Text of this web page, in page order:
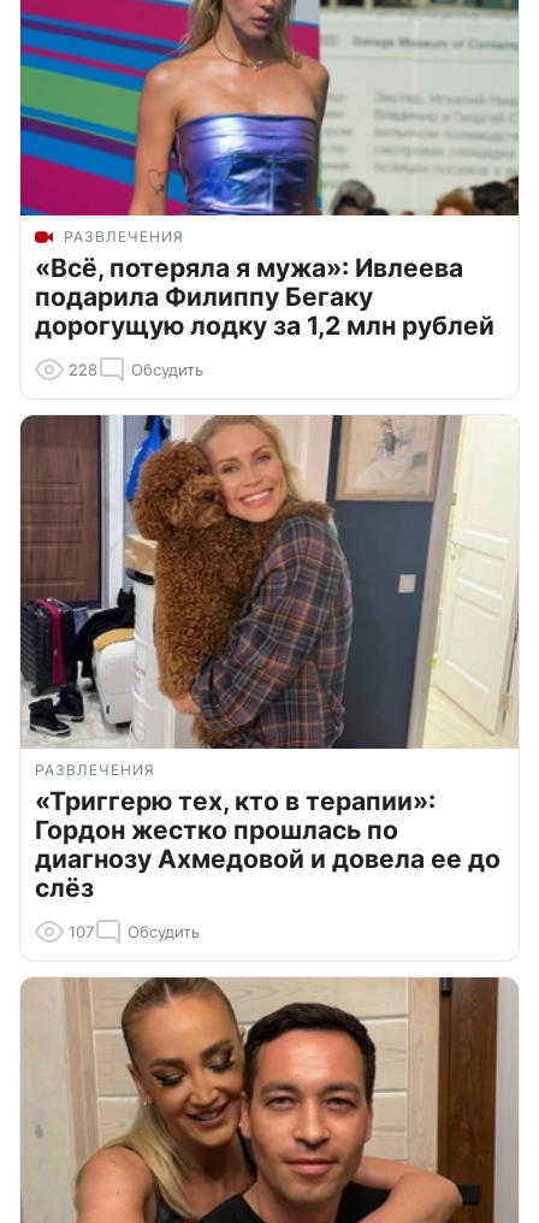
РАЗВЛЕЧЕНИЯ
«Всё, потеряла я мужа»: Ивлеева
подарила Филиппу Бегаку
дорогущую лодку за 1,2 млн рублей
228 Обсудить
РАЗВЛЕЧЕНИЯ
«Триггерю тех, кто в терапии»:
Гордон жестко прошлась по
диагнозу Ахмедовой и довела ее до
слёз
107 Обсудить